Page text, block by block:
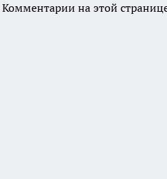
Комментарии на этой